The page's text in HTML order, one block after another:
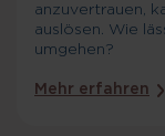
anzuvertrauen,
auslösen. Wie
umgehen?
Mehr erfahren